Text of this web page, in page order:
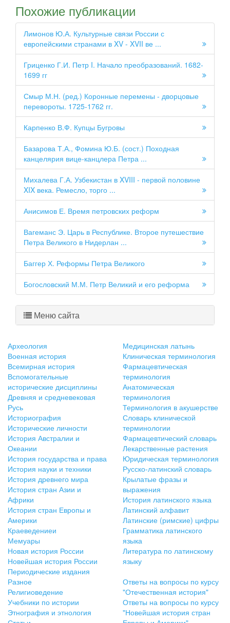
Похожие публикации
Лимонов Ю.А. Культурные связи России с
европейскими странами в XV - XVII ве ...
Гриценко Г.И. Петр I. Начало преобразований. 1682-
1699 гг
Смыр М.Н. (ред.) Коронные перемены - дворцовые
перевороты. 1725-1762 гг.
Карпенко В.Ф. Купцы Бугровы
Базарова Т.А., Фомина Ю.Б. (сост.) Походная
канцелярия вице-канцлера Петра ...
Михалева Г.А. Узбекистан в XVIII - первой половине
XIX века. Ремесло, торго ...
Анисимов Е. Время петровских реформ
Вагеманс Э. Царь в Республике. Второе путешествие
Петра Великого в Нидерлан ...
Баггер Х. Реформы Петра Великого
Богословский М.М. Петр Великий и его реформа
Меню сайта
Археология
Военная история
Всемирная история
Вспомогательные
исторические дисциплины
Древняя и средневековая
Русь
Историография
Исторические личности
История Австралии и
Океании
История государства и права
История науки и техники
История древнего мира
История стран Азии и
Африки
История стран Европы и
Америки
Краеведениеи
Мемуары
Новая история России
Новейшая история России
Периодические издания
Разное
Религиоведение
Учебники по истории
Этнография и этнология
Медицинская латынь
Клиническая терминология
Фармацевтическая
терминология
Анатомическая
терминология
Терминология в акушерстве
Словарь клинической
терминологии
Фармацевтический словарь
Лекарственные растения
Юридическая терминология
Русско-латинский словарь
Крылатые фразы и
выражения
История латинского языка
Латинский алфавит
Латинские (римские) цифры
Грамматика латинского
языка
Литература по латинскому
языку
Ответы на вопросы по курсу
"Отечественная история"
Ответы на вопросы по курсу
"Новейшая история стран